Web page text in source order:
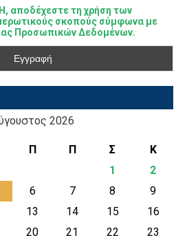
αποδέχεστε τη χρήση των
σκοπούς σύμφωνα με
Προσωπικών Δεδομένων.
2026
Π Π Σ
Κ
1
2
6 7 8
9
13 14 15
16
20 21 22
23